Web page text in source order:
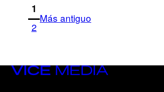
1
2
Más antiguo
VICE